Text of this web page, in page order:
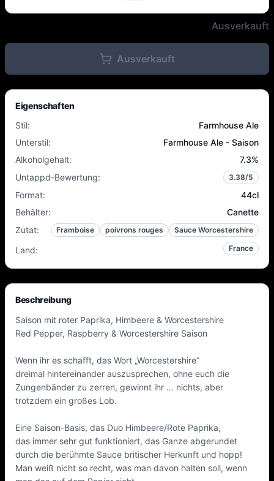
Mogwaï - Pinch of Ausverkauft
Ausverkauft
Eigenschaften
Stil:
Farmhouse Ale
Unterstil:
Farmhouse Ale - Saison
Alkoholgehalt: 7.3%
Untappd-Bewertung: 3.38/5
Format:
44cl
Behälter:
Canette
Zutat: Framboise poivrons rouges Sauce Worcestershire
Land: France
Beschreibung
Saison mit roter Paprika, Himbeere & Worcestershire
Red Pepper, Raspberry & Worcestershire Saison
Wenn ihr es schafft, das Wort „Worcestershire“
dreimal hintereinander auszusprechen, ohne euch die
Zungenbänder zu zerren, gewinnt ihr … nichts, aber
trotzdem ein großes Lob.
Eine Saison-Basis, das Duo Himbeere/Rote Paprika,
das immer sehr gut funktioniert, das Ganze abgerundet
durch die berühmte Sauce britischer Herkunft und hopp!
Man weiß nicht so recht, was man davon halten soll, wenn